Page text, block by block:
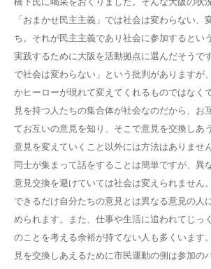
「おまかせ民主主義」では社会は変わらない、
ち。それが民主主義であり社会に参加するとい
実践するために大阪を活動拠点に選んだそうで
で社会は変わらない」という批判がありますが
かヒーローが現れて変えてくれるものではなく
見を持つ人たちの集合体が社会なのだから、お
てお互いの意見を知り、そこで意見を交換しあ
意見を変えていくこと以外には方法はありませ
同士が集まって話をすることは簡単ですが、異
意見交換を避けていては社会は変えられません
できるだけ自分たちの意見とは異なる意見の人
められます。また、仕事や生活に追われてじっ
のことを考える余裕が持てない人も多くいます
見を交換しあえるために市民運動の側は参加の